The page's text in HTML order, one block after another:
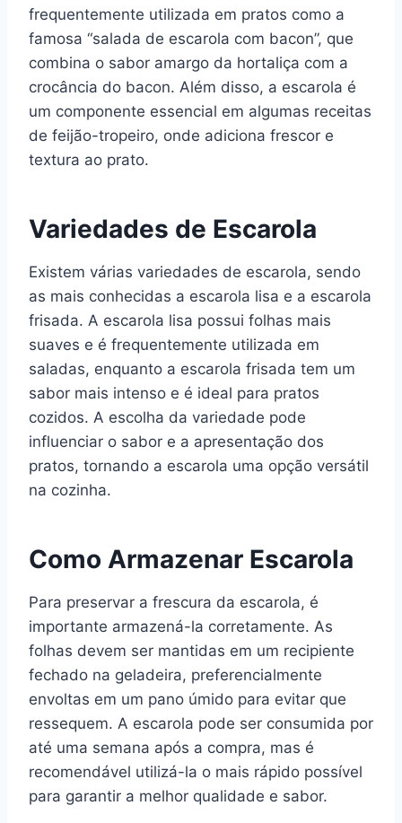
frequentemente utilizada em pratos como a
famosa “salada de escarola com bacon”, que
combina o sabor amargo da hortaliça com a
crocância do bacon. Além disso, a escarola é
um componente essencial em algumas receitas
de feijão-tropeiro, onde adiciona frescor e
textura ao prato.
Variedades de Escarola
Existem várias variedades de escarola, sendo
as mais conhecidas a escarola lisa e a escarola
frisada. A escarola lisa possui folhas mais
suaves e é frequentemente utilizada em
saladas, enquanto a escarola frisada tem um
sabor mais intenso e é ideal para pratos
cozidos. A escolha da variedade pode
influenciar o sabor e a apresentação dos
pratos, tornando a escarola uma opção versátil
na cozinha.
Como Armazenar Escarola
Para preservar a frescura da escarola, é
importante armazená-la corretamente. As
folhas devem ser mantidas em um recipiente
fechado na geladeira, preferencialmente
envoltas em um pano úmido para evitar que
ressequem. A escarola pode ser consumida por
até uma semana após a compra, mas é
recomendável utilizá-la o mais rápido possível
para garantir a melhor qualidade e sabor.